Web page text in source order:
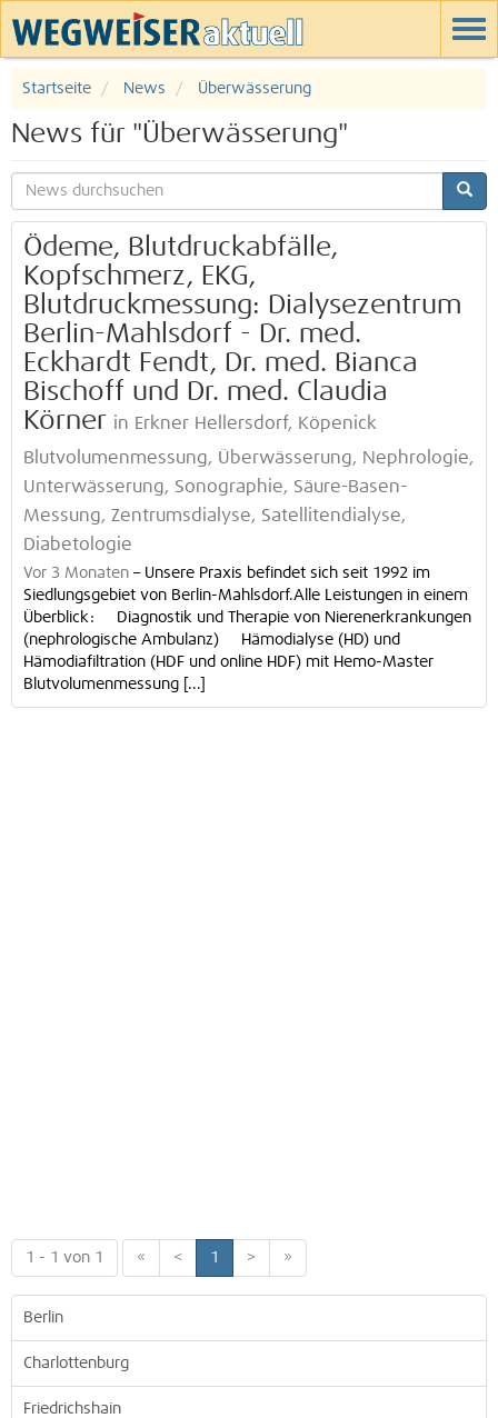
Startseite News Überwässerung
News für "Überwässerung"
Ödeme, Blutdruckabfälle,
Kopfschmerz, EKG,
Blutdruckmessung: Dialysezentrum
Berlin-Mahlsdorf - Dr. med.
Eckhardt Fendt, Dr. med. Bianca
Bischoff und Dr. med. Claudia
Körner in Erkner Hellersdorf, Köpenick
Blutvolumenmessung, Überwässerung, Nephrologie,
Unterwässerung, Sonographie, Säure-Basen-
Messung, Zentrumsdialyse, Satellitendialyse,
Diabetologie
Vor 3 Monaten – Unsere Praxis befindet sich seit 1992 im
Siedlungsgebiet von Berlin-Mahlsdorf.Alle Leistungen in einem
Überblick: Diagnostik und Therapie von Nierenerkrankungen
(nephrologische Ambulanz) Hämodialyse (HD) und
Hämodiafiltration (HDF und online HDF) mit Hemo-Master
Blutvolumenmessung [...]
1 - 1 von 1 « < 1 > »
Berlin
Charlottenburg
Friedrichshain